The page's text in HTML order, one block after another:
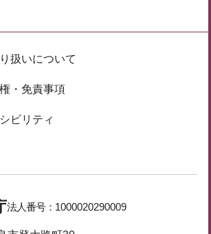
扱いについて
・免責事項
ビリティ
法人番号： 1000020290009